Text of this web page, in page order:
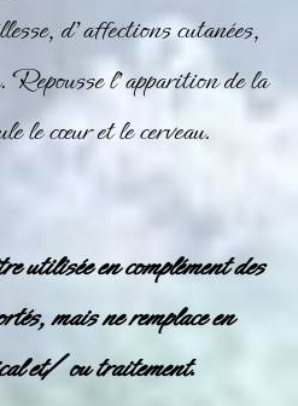
d’affections cutanées,
Repousse l’apparition de la
le cœur et le cerveau.
utilisée en complément des
mais ne remplace en
et/ ou traitement.